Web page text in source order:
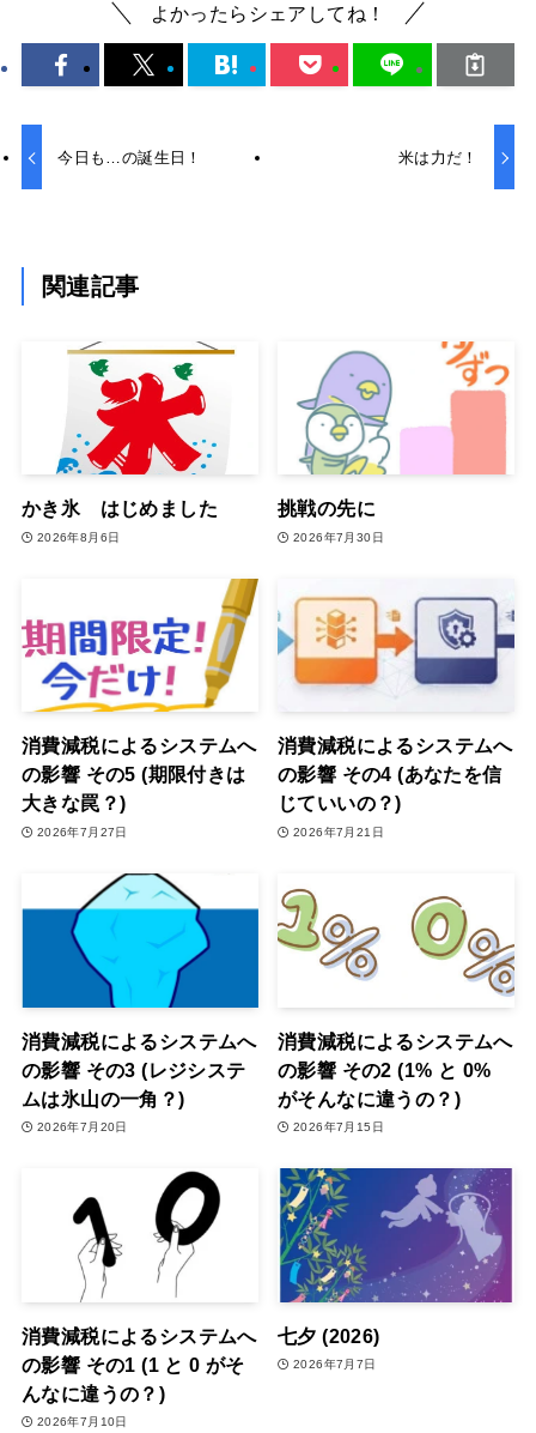
よかったらシェアしてね！
今日も…の誕生日！ 米は力だ！
関連記事
かき氷 はじめました
2026年8月6日
挑戦の先に
2026年7月30日
消費減税によるシステムへ
の影響 その5 (期限付きは
大きな罠？)
2026年7月27日
消費減税によるシステムへ
の影響 その4 (あなたを信
じていいの？)
2026年7月21日
消費減税によるシステムへ
の影響 その3 (レジシステ
ムは氷山の一角？)
2026年7月20日
消費減税によるシステムへ
の影響 その2 (1% と 0%
がそんなに違うの？)
2026年7月15日
消費減税によるシステムへ
の影響 その1 (1 と 0 がそ
んなに違うの？)
2026年7月10日
七夕 (2026)
2026年7月7日